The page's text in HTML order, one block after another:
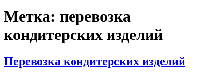
Метка: перевозка
кондитерских изделий
Перевозка кондитерских изделий